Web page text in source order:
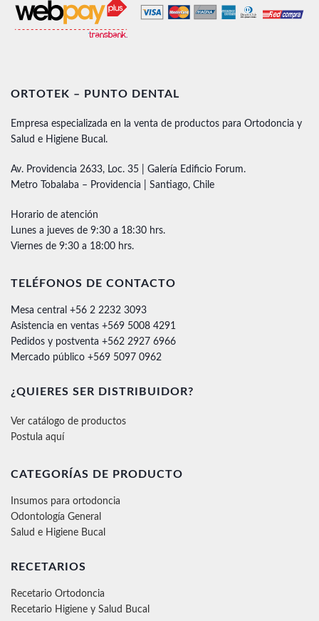
ORTOTEK – PUNTO DENTAL
Empresa especializada en la venta de productos para Ortodoncia y
Salud e Higiene Bucal.
Av. Providencia 2633, Loc. 35 | Galería Edificio Forum.
Metro Tobalaba – Providencia | Santiago, Chile
Horario de atención
Lunes a jueves de 9:30 a 18:30 hrs.
Viernes de 9:30 a 18:00 hrs.
TELÉFONOS DE CONTACTO
Mesa central +56 2 2232 3093
Asistencia en ventas +569 5008 4291
Pedidos y postventa +562 2927 6966
Mercado público +569 5097 0962
¿QUIERES SER DISTRIBUIDOR?
Ver catálogo de productos
Postula aquí
CATEGORÍAS DE PRODUCTO
Insumos para ortodoncia
Odontología General
Salud e Higiene Bucal
RECETARIOS
Recetario Ortodoncia
Recetario Higiene y Salud Bucal